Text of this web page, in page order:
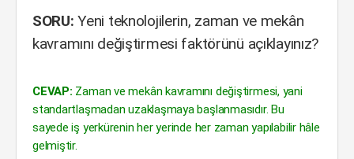
SORU: Yeni teknolojilerin, zaman ve mekân
kavramını değiştirmesi faktörünü açıklayınız?
CEVAP: Zaman ve mekân kavramını değiştirmesi, yani
standartlaşmadan uzaklaşmaya başlanmasıdır. Bu
sayede iş yerkürenin her yerinde her zaman yapılabilir hâle
gelmiştir.